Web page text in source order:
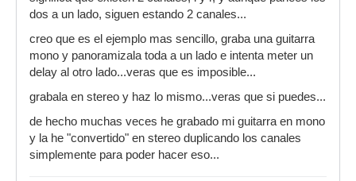
dos a un lado, siguen estando 2 canales...
creo que es el ejemplo mas sencillo, graba una guitarra
mono y panoramizala toda a un lado e intenta meter un
delay al otro lado...veras que es imposible...
grabala en stereo y haz lo mismo...veras que si puedes...
de hecho muchas veces he grabado mi guitarra en mono
y la he "convertido" en stereo duplicando los canales
simplemente para poder hacer eso...